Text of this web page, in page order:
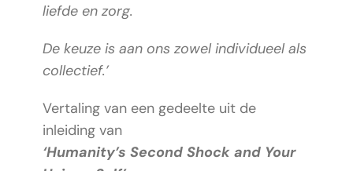
liefde en zorg.
De keuze is aan ons zowel individueel als
collectief.’
Vertaling van een gedeelte uit de
inleiding van
‘Humanity’s Second Shock and Your